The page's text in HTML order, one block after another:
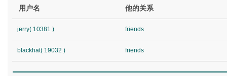
用户名 他的关系
jerry( 10381 ) friends
blackhat( 19032 ) friends